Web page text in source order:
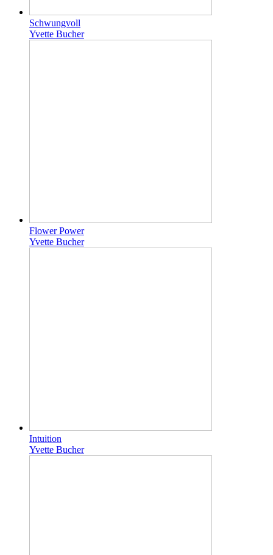
Schwungvoll
Yvette Bucher
Flower Power
Yvette Bucher
Intuition
Yvette Bucher